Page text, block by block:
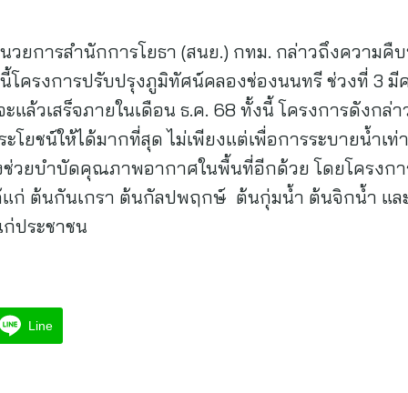
ยการสำนักการโยธา (สนย.) กทม. กล่าวถึงความคื
ครงการปรับปรุงภูมิทัศน์คลองช่องนนทรี ช่วงที่ 3 มี
ะแล้วเสร็จภายในเดือน ธ.ค. 68 ทั้งนี้ โครงการดังก
ะโยชน์ให้ได้มากที่สุด ไม่เพียงแต่เพื่อการระบายน้ำเ
วยบำบัดคุณภาพอากาศในพื้นที่อีกด้วย โดยโครงก
ก่ ต้นกันเกรา ต้นกัลปพฤกษ์ ต้นกุ่มน้ำ ต้นจิกน้ำ แล
ก่ประชาชน
Line